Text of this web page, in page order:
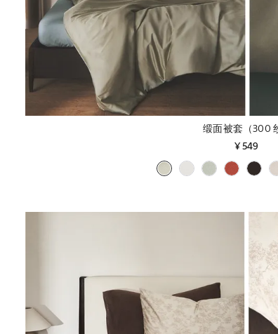
缎面被套（300
¥ 549